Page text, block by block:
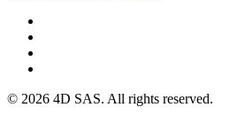
© 2026 4D SAS. All rights reserved.